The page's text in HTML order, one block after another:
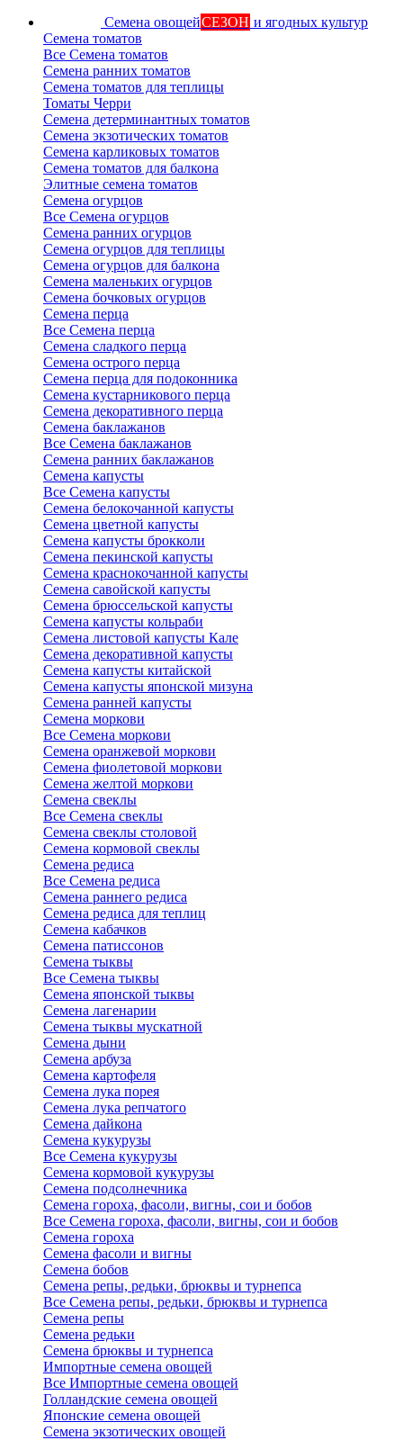
Семена овощейСЕЗОН и ягодных культур
Семена томатов
Все Семена томатов
Семена ранних томатов
Семена томатов для теплицы
Томаты Черри
Семена детерминантных томатов
Семена экзотических томатов
Семена карликовых томатов
Семена томатов для балкона
Элитные семена томатов
Семена огурцов
Все Семена огурцов
Семена ранних огурцов
Семена огурцов для теплицы
Семена огурцов для балкона
Семена маленьких огурцов
Семена бочковых огурцов
Семена перца
Все Семена перца
Семена сладкого перца
Семена острого перца
Семена перца для подоконника
Семена кустарникового перца
Семена декоративного перца
Семена баклажанов
Все Семена баклажанов
Семена ранних баклажанов
Семена капусты
Все Семена капусты
Семена белокочанной капусты
Семена цветной капусты
Семена капусты брокколи
Семена пекинской капусты
Семена краснокочанной капусты
Семена савойской капусты
Семена брюссельской капусты
Семена капусты кольраби
Семена листовой капусты Кале
Семена декоративной капусты
Семена капусты китайской
Семена капусты японской мизуна
Семена ранней капусты
Семена моркови
Все Семена моркови
Семена оранжевой моркови
Семена фиолетовой моркови
Семена желтой моркови
Семена свеклы
Все Семена свеклы
Семена свеклы столовой
Семена кормовой свеклы
Семена редиса
Все Семена редиса
Семена раннего редиса
Семена редиса для теплиц
Семена кабачков
Семена патиссонов
Семена тыквы
Все Семена тыквы
Семена японской тыквы
Семена лагенарии
Семена тыквы мускатной
Семена дыни
Семена арбуза
Семена картофеля
Семена лука порея
Семена лука репчатого
Семена дайкона
Семена кукурузы
Все Семена кукурузы
Семена кормовой кукурузы
Семена подсолнечника
Семена гороха, фасоли, вигны, сои и бобов
Все Семена гороха, фасоли, вигны, сои и бобов
Семена гороха
Семена фасоли и вигны
Семена бобов
Семена репы, редьки, брюквы и турнепса
Все Семена репы, редьки, брюквы и турнепса
Семена репы
Семена редьки
Семена брюквы и турнепса
Импортные семена овощей
Все Импортные семена овощей
Голландские семена овощей
Японские семена овощей
Семена экзотических овощей